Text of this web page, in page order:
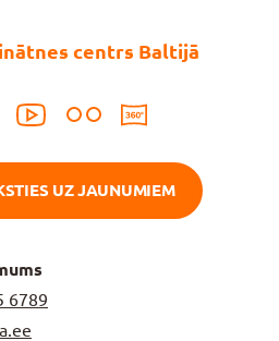
centrs Baltijā
UZ JAUNUMIEM
6789